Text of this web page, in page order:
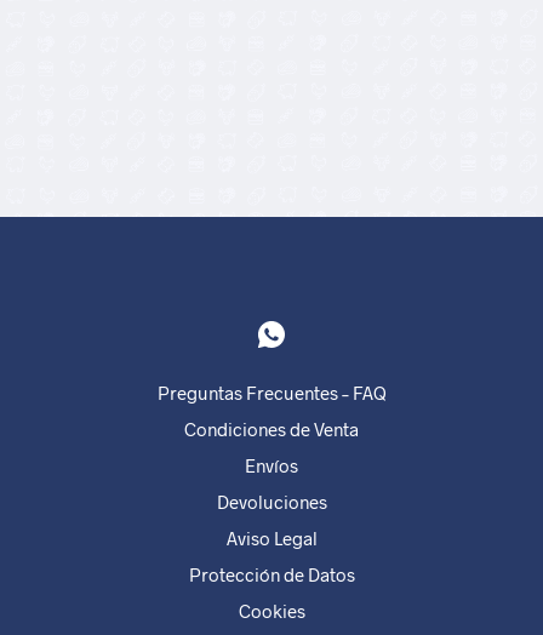
Preguntas Frecuentes – FAQ
Condiciones de Venta
Envíos
Devoluciones
Aviso Legal
Protección de Datos
Cookies